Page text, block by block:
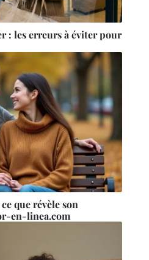
: les erreurs à éviter pour
que révèle son
en-linea.com